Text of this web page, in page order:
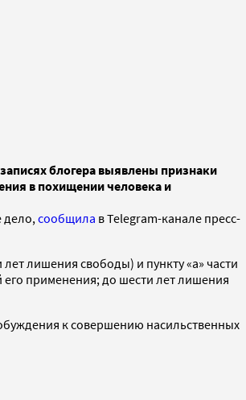
блогера выявлены признаки
в похищении человека и
дело, сообщила в Telegram-канале пресс-
лишения свободы) и пункту «а» части
его применения; до шести лет лишения
к совершению насильственных